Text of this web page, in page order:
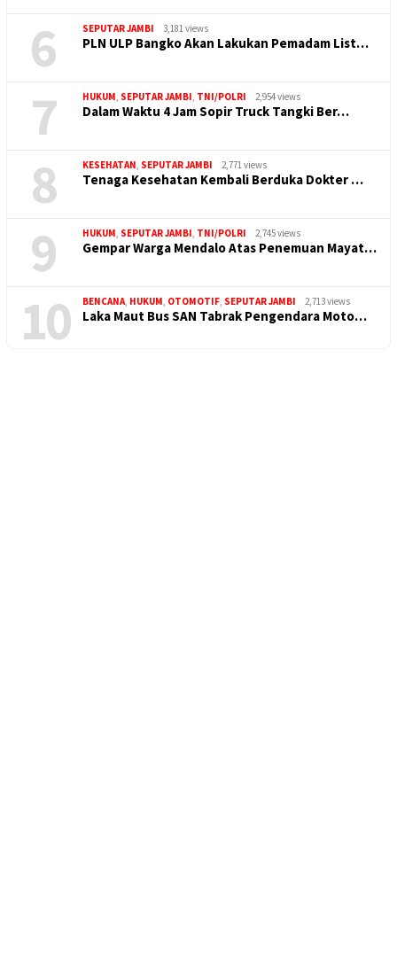
6
SEPUTAR JAMBI 3,181 views
PLN ULP Bangko Akan Lakukan Pemadam List…
7 HUKUM, SEPUTAR JAMBI, TNI/POLRI 2,954 views
Dalam Waktu 4 Jam Sopir Truck Tangki Ber…
8 KESEHATAN, SEPUTAR JAMBI 2,771 views
Tenaga Kesehatan Kembali Berduka Dokter …
9 HUKUM, SEPUTAR JAMBI, TNI/POLRI 2,745 views
Gempar Warga Mendalo Atas Penemuan Mayat…
10 BENCANA, HUKUM, OTOMOTIF, SEPUTAR JAMBI 2,713 views
Laka Maut Bus SAN Tabrak Pengendara Moto…